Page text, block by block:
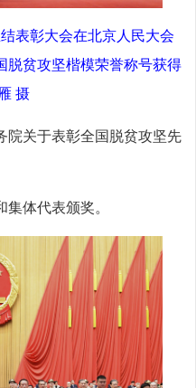
表彰大会在北京人民大会
脱贫攻坚楷模荣誉称号获得
摄
院关于表彰全国脱贫攻坚先
体代表颁奖。